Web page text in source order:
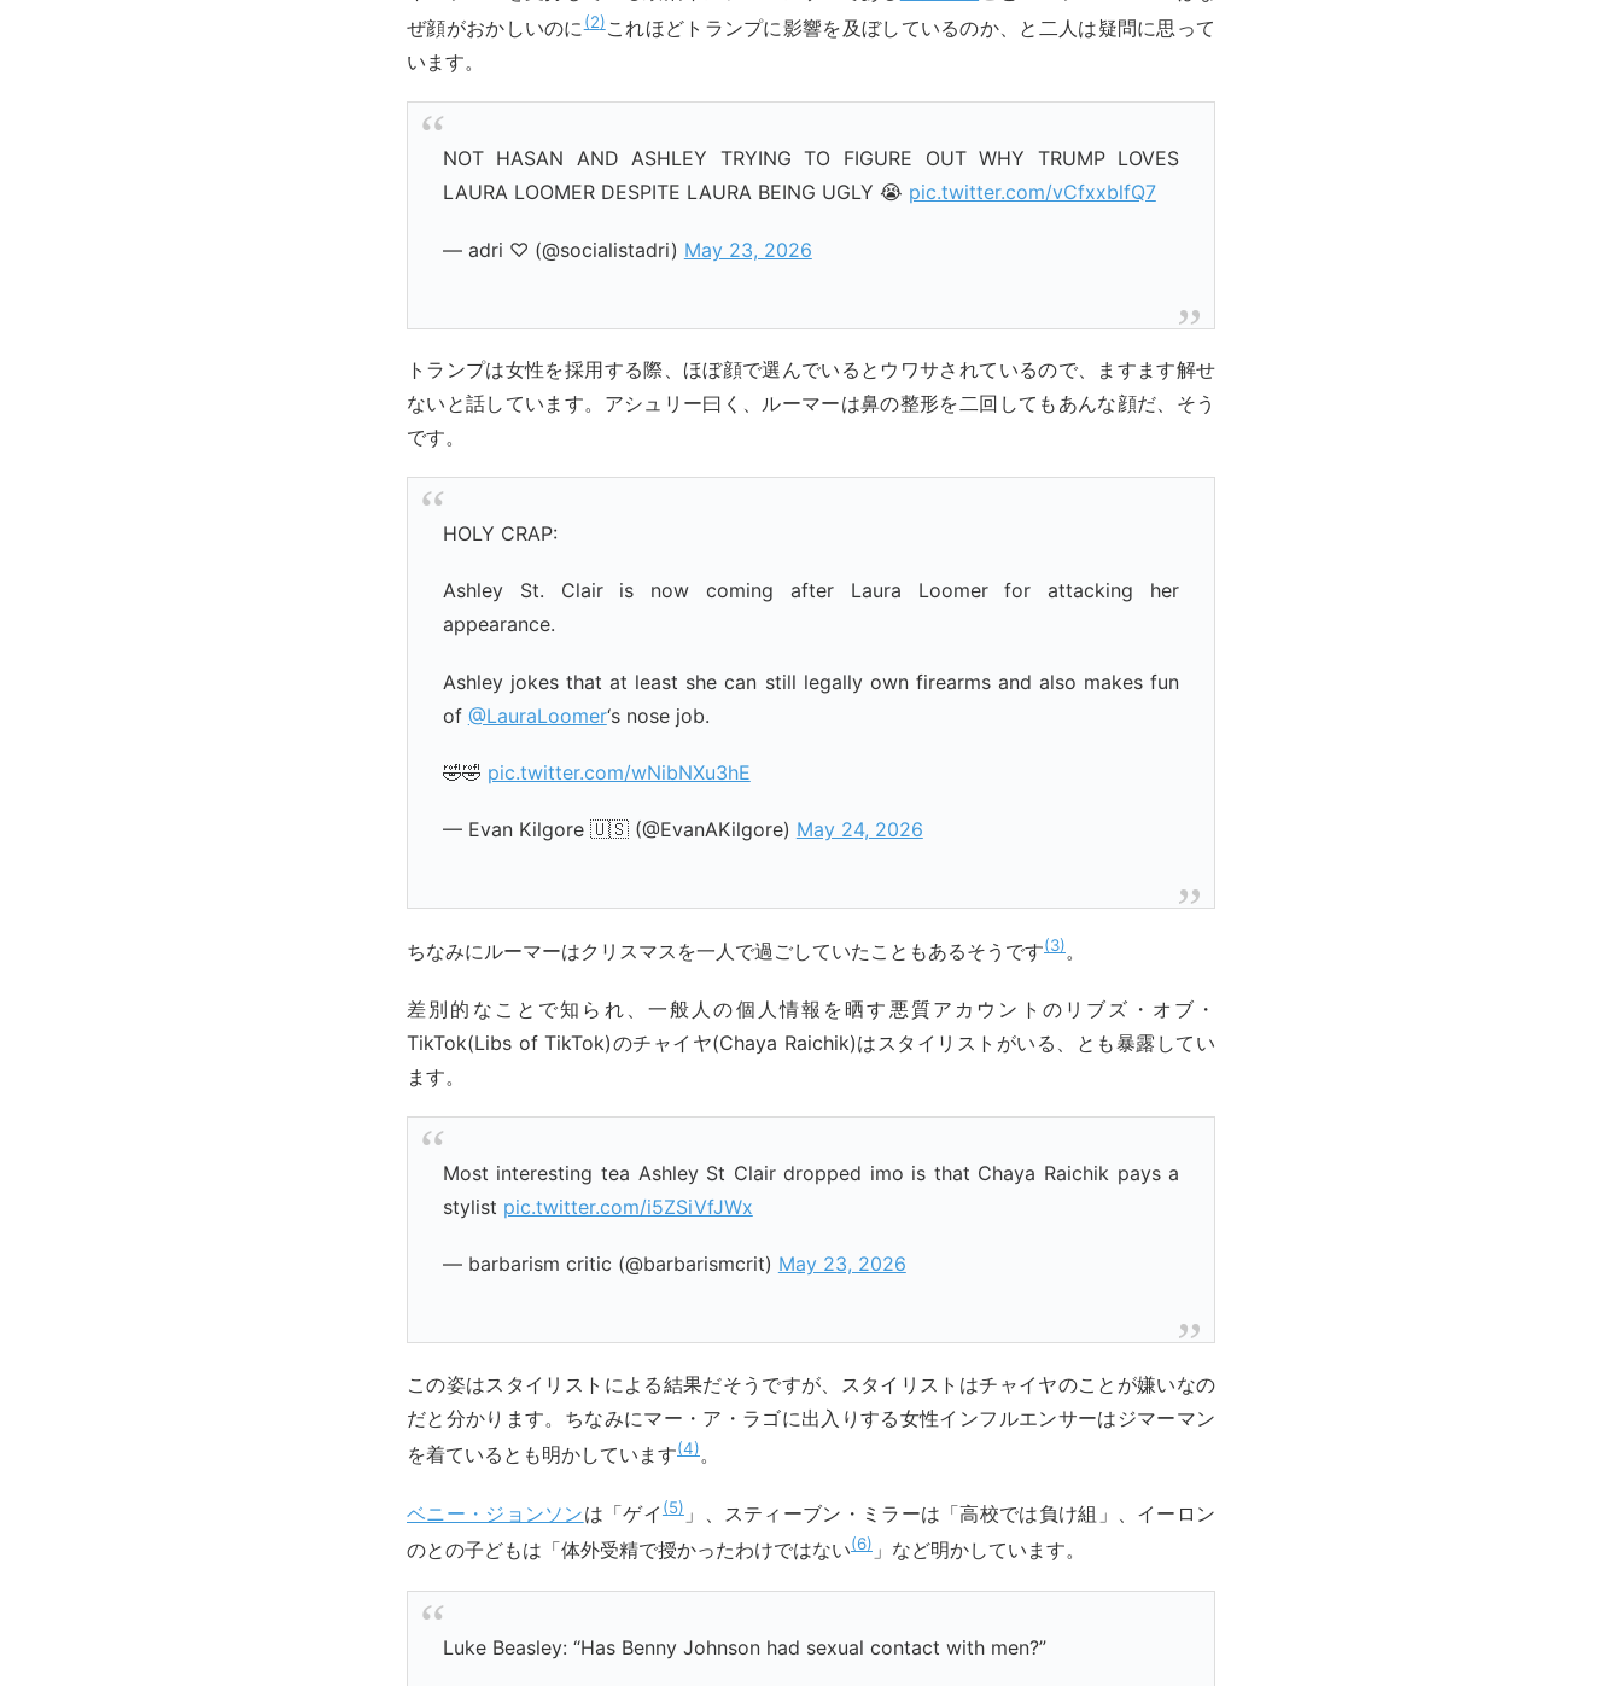
ぜ顔がおかしいのに 2 これほどトランプに影響を及ぼしているのか、と二人は疑問に思って
います。
NOT HASAN AND ASHLEY TRYING TO FIGURE OUT WHY TRUMP LOVES
LAURA LOOMER DESPITE LAURA BEING UGLY 😭 pic.twitter.com/vCfxxblfQ7
— adri ♡ (@socialistadri) May 23, 2026
トランプは女性を採用する際、ほぼ顔で選んでいるとウワサされているので、ますます解せ
ないと話しています。アシュリー曰く、ルーマーは鼻の整形を二回してもあんな顔だ、そう
です。
HOLY CRAP:
Ashley St. Clair is now coming after Laura Loomer for attacking her
appearance.
Ashley jokes that at least she can still legally own firearms and also makes fun
of @LauraLoomer‘s nose job.
🤣🤣 pic.twitter.com/wNibNXu3hE
— Evan Kilgore 🇺🇸 (@EvanAKilgore) May 24, 2026
ちなみにルーマーはクリスマスを一人で過ごしていたこともあるそうです 3 。
差別的なことで知られ、一般人の個人情報を晒す悪質アカウントのリブズ・オブ・
TikTok(Libs of TikTok)のチャイヤ(Chaya Raichik)はスタイリストがいる、とも暴露してい
ます。
Most interesting tea Ashley St Clair dropped imo is that Chaya Raichik pays a
stylist pic.twitter.com/i5ZSiVfJWx
— barbarism critic (@barbarismcrit) May 23, 2026
この姿はスタイリストによる結果だそうですが、スタイリストはチャイヤのことが嫌いなの
だと分かります。ちなみにマー・ア・ラゴに出入りする女性インフルエンサーはジマーマン
を着ているとも明かしています 4 。
ベニー・ジョンソンは「ゲイ 5 」、スティーブン・ミラーは「高校では負け組」、イーロン
のとの子どもは「体外受精で授かったわけではない 6 」など明かしています。
Luke Beasley: “Has Benny Johnson had sexual contact with men?”